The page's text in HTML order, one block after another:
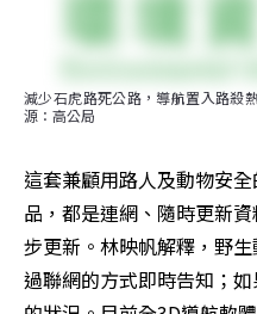
減少石虎路死公路，導航置入路殺
源：高公局
這套兼顧用路人及動物安
品，都是連網、隨時更新
步更新。林映帆解釋，野
過聯網的方式即時告知；